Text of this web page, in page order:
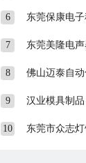
6 东莞保康电
7 东莞美隆电
8 佛山迈泰自
9 汉业模具制
10 东莞市众志灯